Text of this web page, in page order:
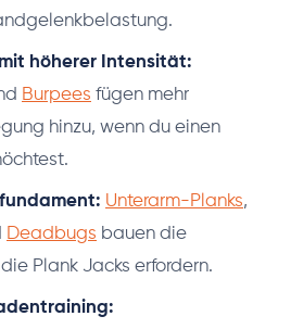
höherer Intensität:
Burpees fügen mehr
hinzu, wenn du einen
Unterarm-Planks,
Deadbugs bauen die
Plank Jacks erfordern.